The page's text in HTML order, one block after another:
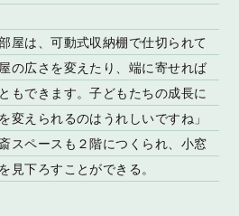
屋は、可動式収納棚で仕切られて
の広さを変えたり、端に寄せれば
もできます。子どもたちの成長に
変えられるのはうれしいですね」
スペースも２階につくられ、小窓
見下ろすことができる。